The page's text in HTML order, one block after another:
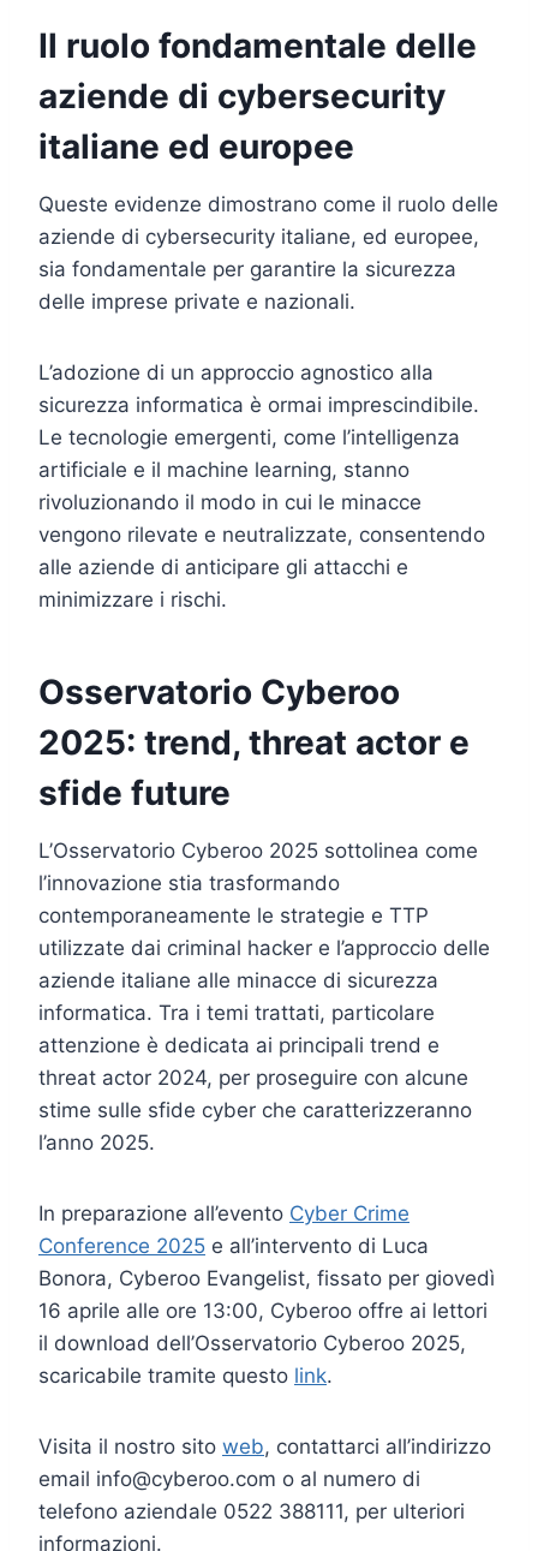
Il ruolo fondamentale delle
aziende di cybersecurity
italiane ed europee
Queste evidenze dimostrano come il ruolo delle
aziende di cybersecurity italiane, ed europee,
sia fondamentale per garantire la sicurezza
delle imprese private e nazionali.
L’adozione di un approccio agnostico alla
sicurezza informatica è ormai imprescindibile.
Le tecnologie emergenti, come l’intelligenza
artificiale e il machine learning, stanno
rivoluzionando il modo in cui le minacce
vengono rilevate e neutralizzate, consentendo
alle aziende di anticipare gli attacchi e
minimizzare i rischi.
Osservatorio Cyberoo
2025: trend, threat actor e
sfide future
L’Osservatorio Cyberoo 2025 sottolinea come
l’innovazione stia trasformando
contemporaneamente le strategie e TTP
utilizzate dai criminal hacker e l’approccio delle
aziende italiane alle minacce di sicurezza
informatica. Tra i temi trattati, particolare
attenzione è dedicata ai principali trend e
threat actor 2024, per proseguire con alcune
stime sulle sfide cyber che caratterizzeranno
l’anno 2025.
In preparazione all’evento Cyber Crime
Conference 2025 e all’intervento di Luca
Bonora, Cyberoo Evangelist, fissato per giovedì
16 aprile alle ore 13:00, Cyberoo offre ai lettori
il download dell’Osservatorio Cyberoo 2025,
scaricabile tramite questo link.
Visita il nostro sito web, contattarci all’indirizzo
email info@cyberoo.com o al numero di
telefono aziendale 0522 388111, per ulteriori
informazioni.